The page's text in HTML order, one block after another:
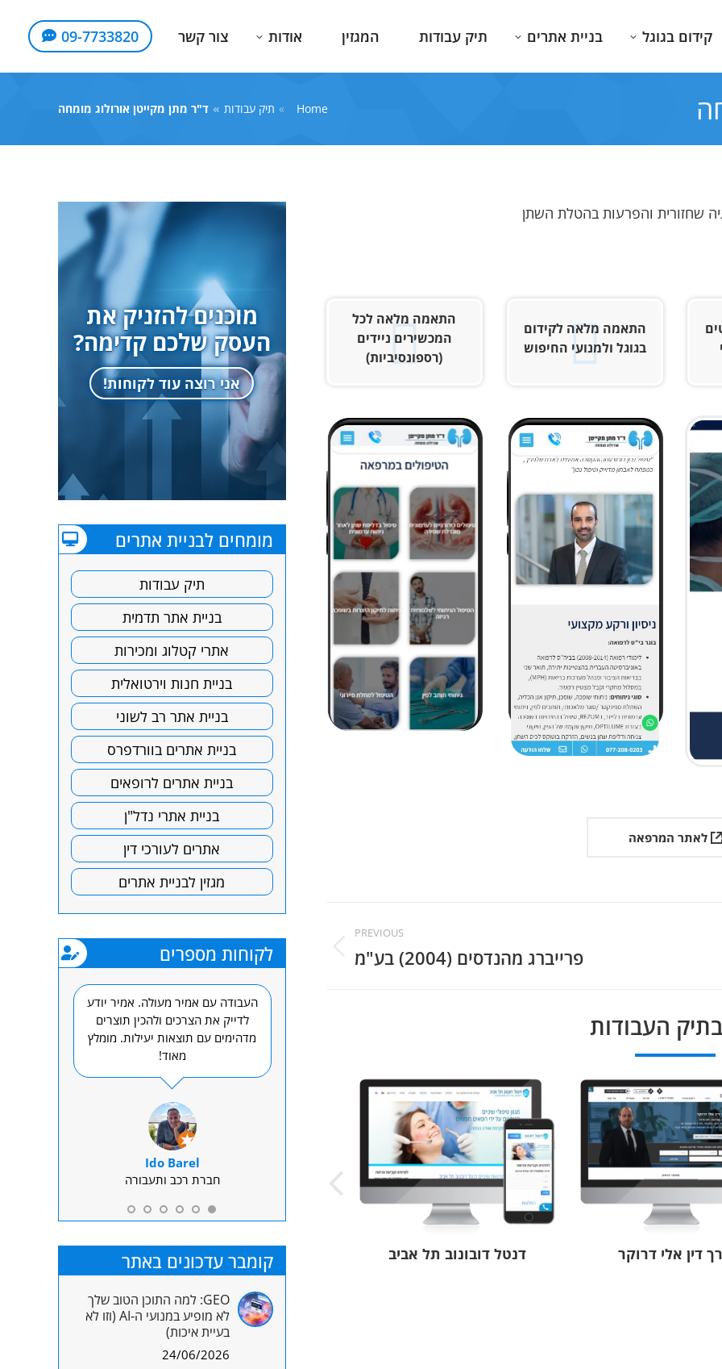
קידום בגוגל בניית אתרים תיק עבודות המגזין אודות צור קשר 09-7733820
You are here:
Home תיק עבודות ד"ר מתן מקייטן אורולוג מומחה
שחזורית והפרעות בהטלת השתן
התאמה מלאה לקידום
בגוגל ולמנועי החיפוש
התאמה מלאה לכל
המכשירים ניידים
(רספונסיביות)
לאתר המרפאה
PREVIOUS
Previous
פרייברג מהנדסים (2004) בע"מ
העבודות
דין אלי דרוקר דנטל דובונוב תל אביב ד"ר גל פיש בלקין
מוכנים להזניק את
העסק שלכם קדימה?
אני רוצה עוד לקוחות!
מומחים לבניית אתרים
תיק עבודות
בניית אתר תדמית
אתרי קטלוג ומכירות
בניית חנות וירטואלית
בניית אתר רב לשוני
בניית אתרים בוורדפרס
בניית אתרים לרופאים
בניית אתרי נדל"ן
אתרים לעורכי דין
מגזין לבניית אתרים
לקוחות מספרים
מענה
שלא
מעולה!
קשוב ומאוד יצירתי!
סטודיו סול
סטודיו למחול
דורון פדלון
עורך תוכן וקופירייטינג
העבודה עם אמיר מעולה. אמיר יודע
לדייק את הצרכים ולהכין תוצרים
מדהימים עם תוצאות יעילות. מומלץ
מאוד!
Ido Barel
חברת רכב ותעבורה
קומבר עדכונים באתר
GEO: למה התוכן הטוב שלך
לא מופיע במנועי ה‑AI (וזו לא
בעיית איכות)
24/06/2026